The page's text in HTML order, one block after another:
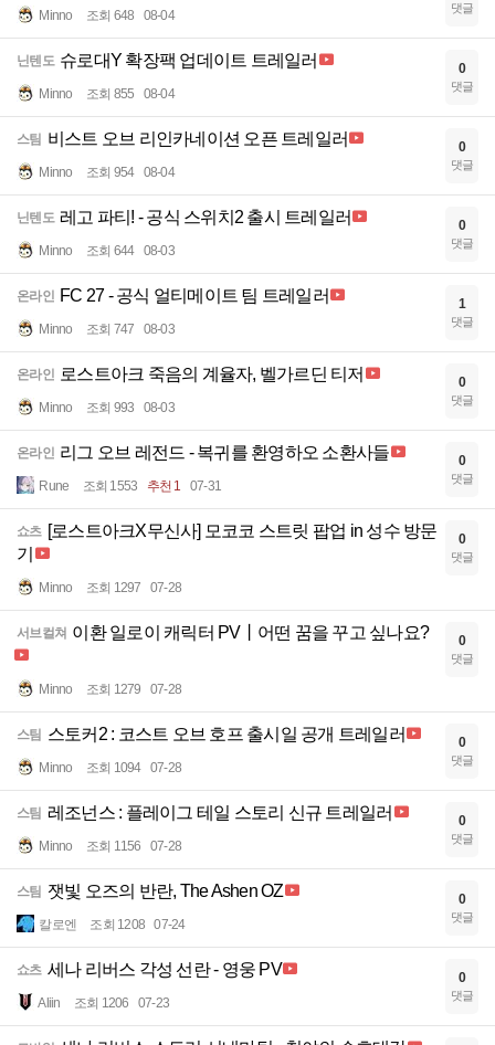
Minno 조회 648 08-04 댓글
닌텐도 슈로대Y 확장팩 업데이트 트레일러
Minno 조회 855 08-04
0
댓글
스팀 비스트 오브 리인카네이션 오픈 트레일러
Minno 조회 954 08-04
0
댓글
닌텐도 레고 파티! - 공식 스위치2 출시 트레일러
Minno 조회 644 08-03
0
댓글
온라인 FC 27 - 공식 얼티메이트 팀 트레일러
Minno 조회 747 08-03
1
댓글
온라인 로스트아크 죽음의 계율자, 벨가르딘 티저
Minno 조회 993 08-03
0
댓글
온라인 리그 오브 레전드 - 복귀를 환영하오 소환사들
Rune 조회 1553 추천 1 07-31
0
댓글
쇼츠 [로스트아크X무신사] 모코코 스트릿 팝업 in 성수 방문
기
Minno 조회 1297 07-28
0
댓글
서브컬쳐 이환 일로이 캐릭터 PV丨어떤 꿈을 꾸고 싶나요?
Minno 조회 1279 07-28
0
댓글
스팀 스토커2 : 코스트 오브 호프 출시일 공개 트레일러
Minno 조회 1094 07-28
0
댓글
스팀 레조넌스 : 플레이그 테일 스토리 신규 트레일러
Minno 조회 1156 07-28
0
댓글
스팀 잿빛 오즈의 반란, The Ashen OZ
칼로엔 조회 1208 07-24
0
댓글
쇼츠 세나 리버스 각성 선란 - 영웅 PV
Aliin 조회 1206 07-23
0
댓글